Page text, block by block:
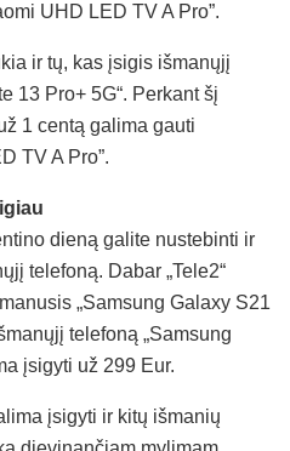
UHD LED TV A Pro”.
ir tų, kas įsigis išmanųjį
13 Pro+ 5G“. Perkant šį
1 centą galima gauti
TV A Pro”.
dieną galite nustebinti ir
telefoną. Dabar „Tele2“
„Samsung Galaxy S21
telefoną „Samsung
įsigyti už 299 Eur.
įsigyti ir kitų išmanių